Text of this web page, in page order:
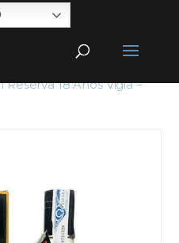
18 Años Vigia –